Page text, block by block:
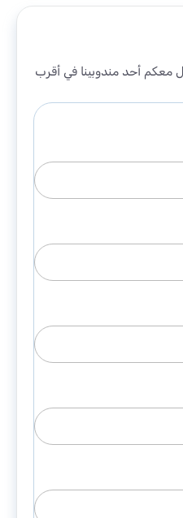
معكم أحد مندوبينا في أقرب